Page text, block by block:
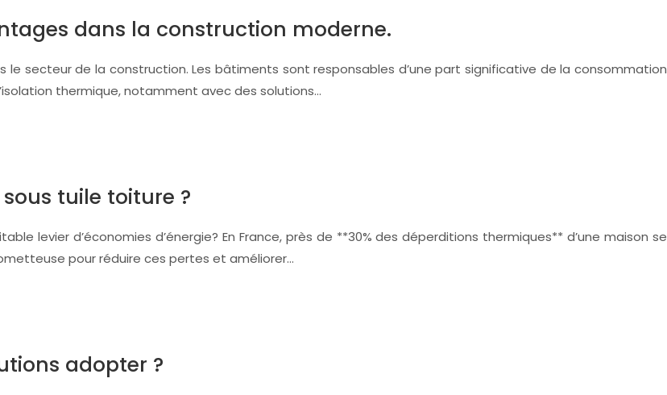
dans la construction moderne.
secteur de la construction. Les bâtiments sont responsables d’une part significative de la consommation
thermique, notamment avec des solutions…
tuile toiture ?
levier d’économies d’énergie? En France, près de **30% des déperditions thermiques** d’une maison se
pour réduire ces pertes et améliorer…
adopter ?